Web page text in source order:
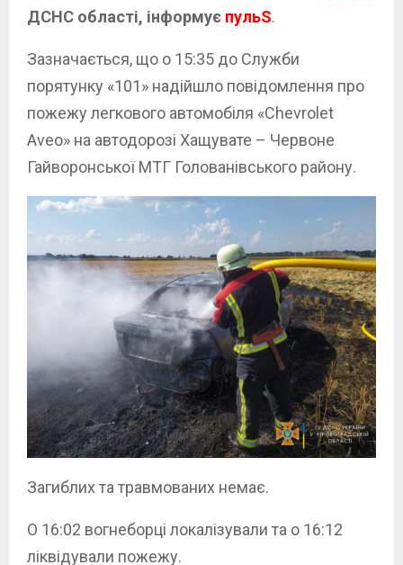
ДСНС області, інформує пульS.
Зазначається, що о 15:35 до Служби
порятунку «101» надійшло повідомлення про
пожежу легкового автомобіля «Chevrolet
Aveo» на автодорозі Хащувате – Червоне
Гайворонської МТГ Голованівського району.
Загиблих та травмованих немає.
О 16:02 вогнеборці локалізували та о 16:12
ліквідували пожежу.